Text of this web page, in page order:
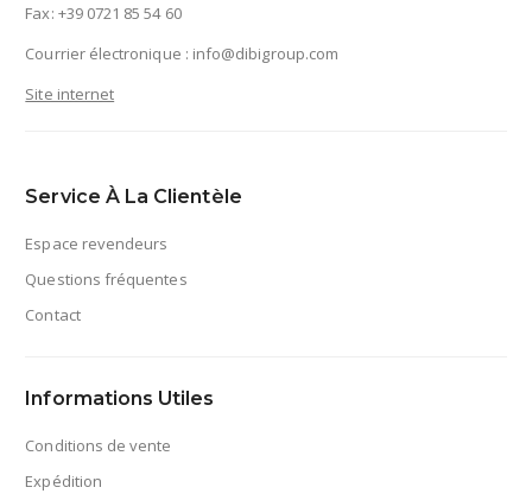
Fax: +39 0721 85 54 60
Courrier électronique : info@dibigroup.com
Site internet
Service À La Clientèle
Espace revendeurs
Questions fréquentes
Contact
Informations Utiles
Conditions de vente
Expédition